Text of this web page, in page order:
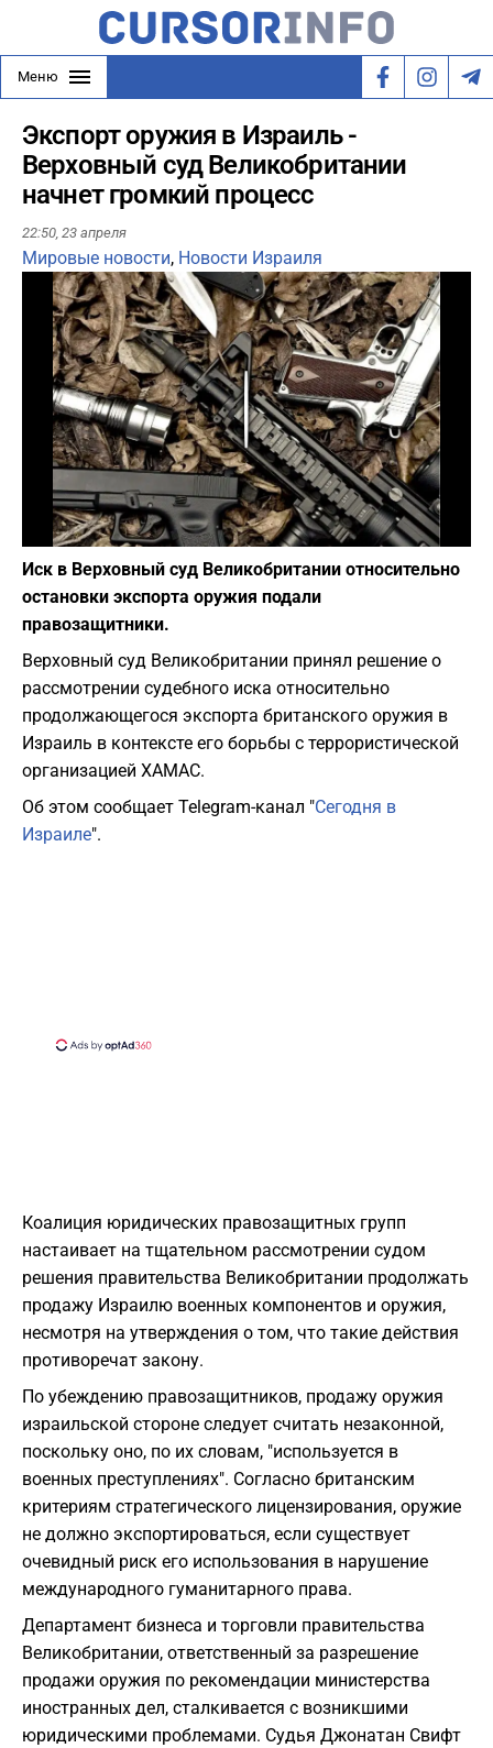
Меню
Экспорт оружия в Израиль -
Верховный суд Великобритании
начнет громкий процесс
22:50, 23 апреля
Мировые новости, Новости Израиля
Play
Фото: canva.com
Иск в Верховный суд Великобритании относительно
остановки экспорта оружия подали
правозащитники.
Верховный суд Великобритании принял решение о
рассмотрении судебного иска относительно
продолжающегося экспорта британского оружия в
Израиль в контексте его борьбы с террористической
организацией ХАМАС.
Об этом сообщает Telegram-канал "Сегодня в
Израиле".
Коалиция юридических правозащитных групп
настаивает на тщательном рассмотрении судом
решения правительства Великобритании продолжать
продажу Израилю военных компонентов и оружия,
несмотря на утверждения о том, что такие действия
противоречат закону.
По убеждению правозащитников, продажу оружия
израильской стороне следует считать незаконной,
поскольку оно, по их словам, "используется в
военных преступлениях". Согласно британским
критериям стратегического лицензирования, оружие
не должно экспортироваться, если существует
очевидный риск его использования в нарушение
международного гуманитарного права.
Департамент бизнеса и торговли правительства
Великобритании, ответственный за разрешение
продажи оружия по рекомендации министерства
иностранных дел, сталкивается с возникшими
юридическими проблемами. Судья Джонатан Свифт